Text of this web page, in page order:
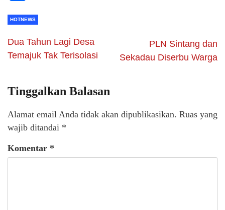
HOTNEWS
Dua Tahun Lagi Desa
Temajuk Tak Terisolasi
PLN Sintang dan
Sekadau Diserbu Warga
Tinggalkan Balasan
Alamat email Anda tidak akan dipublikasikan. Ruas yang
wajib ditandai *
Komentar *